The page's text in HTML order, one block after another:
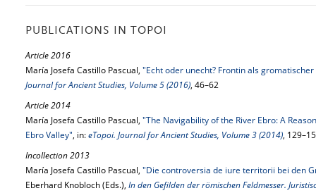
PUBLICATIONS IN TOPOI
Article 2016
María Josefa Castillo Pascual, "Echt oder unecht? Frontin als
Journal for Ancient Studies, Volume 5 (2016), 46–62
Article 2014
María Josefa Castillo Pascual, "The Navigability of the River Ebro: A
Ebro Valley", in:eTopoi. Journal for Ancient Studies, Volume 3 (2014),
Incollection 2013
María Josefa Castillo Pascual, "Die controversia de iure territorii bei den
Eberhard Knobloch (Eds.), In den Gefilden der römischen Feldmesser.